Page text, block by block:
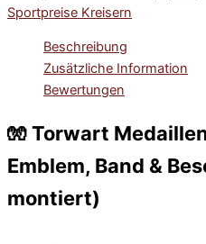
Sportpreise Kreisern
Beschreibung
Zusätzliche Information
Bewertungen
🧤 Torwart
Emblem, Band &
montiert)